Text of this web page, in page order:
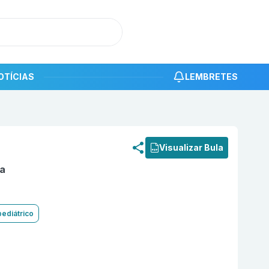
LEMBRETES
Visualizar Bula